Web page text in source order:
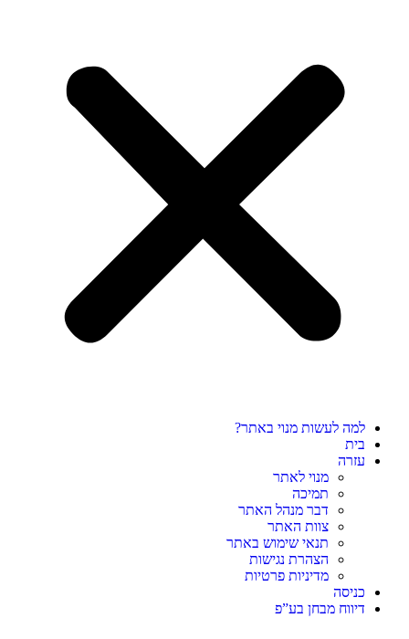
למה לעשות מנוי באתר?
בית
עזרה
מנוי לאתר
תמיכה
דבר מנהל האתר
צוות האתר
תנאי שימוש באתר
הצהרת נגישות
מדיניות פרטיות
כניסה
דיווח מבחן בע”פ